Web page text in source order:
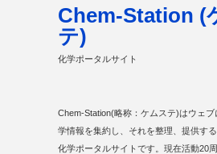
Chem-Station (
テ)
化学ポータルサイト
Chem-Station(略称：ケムステ)はウェ
学情報を集約し、それを整理、提供す
化学ポータルサイトです。現在活動20